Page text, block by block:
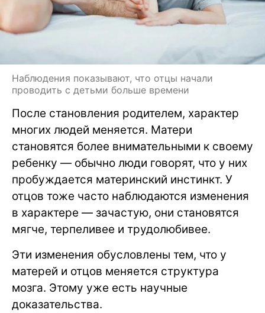
Наблюдения показывают, что отцы начали
проводить с детьми больше времени
После становления родителем, характер
многих людей меняется. Матери
становятся более внимательными к своему
ребенку — обычно люди говорят, что у них
пробуждается материнский инстинкт. У
отцов тоже часто наблюдаются изменения
в характере — зачастую, они становятся
мягче, терпеливее и трудолюбивее.
Эти изменения обусловлены тем, что у
матерей и отцов меняется структура
мозга. Этому уже есть научные
доказательства.